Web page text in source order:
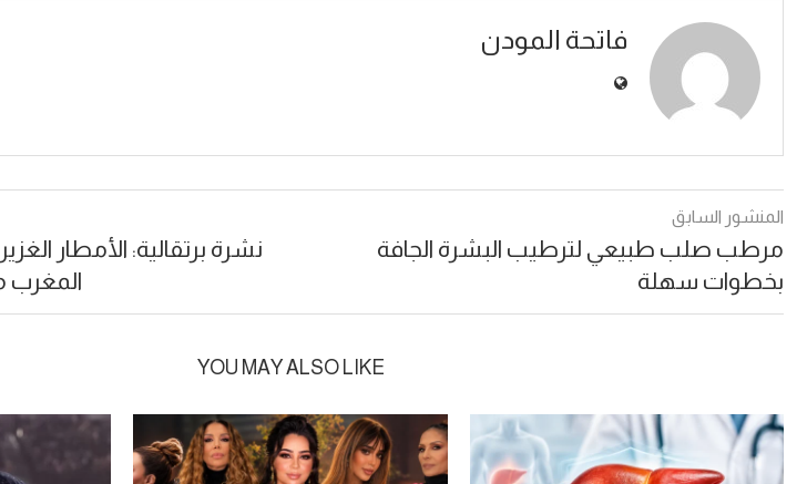
فاتحة المودن
المنشور السابق
مرطب صلب طبيعي لترطيب البشرة الجافة
بخطوات سهلة
نشرة برتقالية: الأمطار
المغرب
YOU MAY ALSO LIKE